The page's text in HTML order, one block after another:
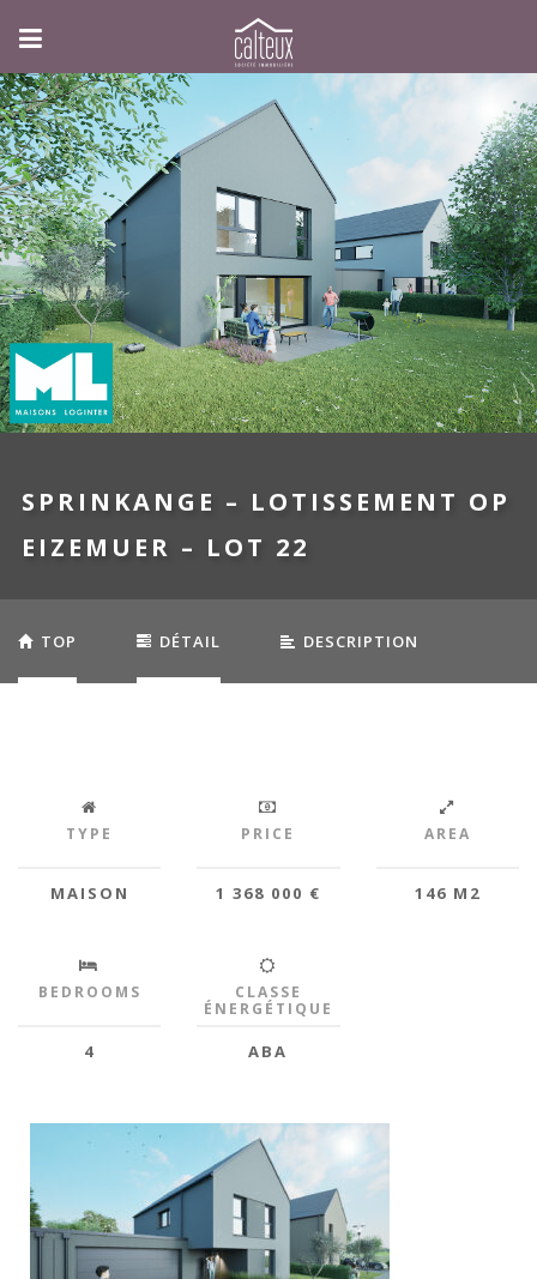
SPRINKANGE – LOTISSEMENT OP
EIZEMUER – LOT 22
TOP DÉTAIL DESCRIPTION
TYPE
MAISON
PRICE
1 368 000 €
AREA
146 M2
BEDROOMS
4
CLASSE
ÉNERGÉTIQUE
ABA